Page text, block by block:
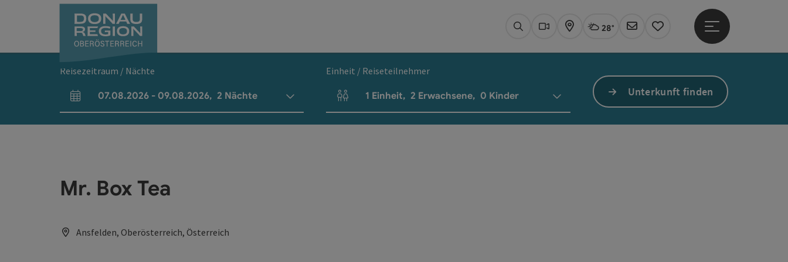
SuchenWebcams
KarteAktuelles Wetter Linz, wolkig
28°
Newsletter
Merkzettel
Hauptmenü öffnen
Reisezeitraum / Nächte
An- und Abreisefelder
07.08.2026 - 09.08.2026, 2 Nächte
Einheit / Reiseteilnehmer
Einheitenanzahl und Personenfelder
1 Einheit, 2 Erwachsene, 0 Kinder Unterkunft finden
Mr. Box Tea
Ansfelden, Oberösterreich, Österreich